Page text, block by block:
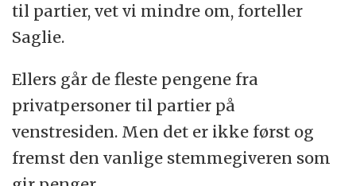
til partier, vet vi mindre om, forteller
Saglie.
Ellers går de fleste pengene fra
privatpersoner til partier på
venstresiden. Men det er ikke først og
fremst den vanlige stemmegiveren som